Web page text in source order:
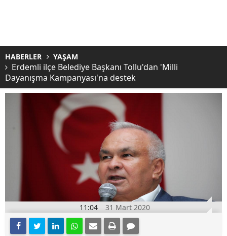
HABERLER YAŞAM
Erdemli ilçe Belediye Başkanı Tollu'dan 'Milli
Dayanışma Kampanyası'na destek
11:04 31 Mart 2020